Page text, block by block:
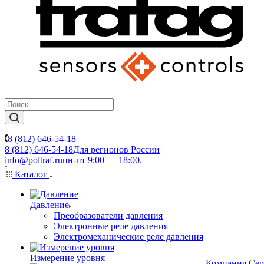
8 (812) 646-54-18
8 (812) 646-54-18Для регионов России
info@poltraf.ruпн-пт 9:00 — 18:00.
Каталог
Давление
Преобразователи давления
Электронные реле давления
Электромеханические реле давления
Измерение уровня